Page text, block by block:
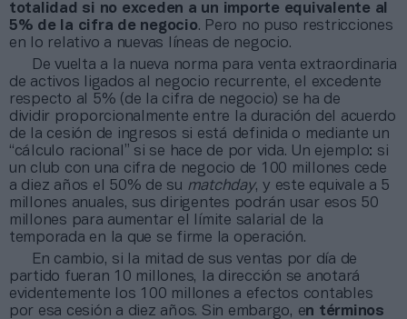
totalidad si no exceden a un importe equivalente al
5% de la cifra de negocio. Pero no puso restricciones
en lo relativo a nuevas líneas de negocio.
De vuelta a la nueva norma para venta extraordinaria
de activos ligados al negocio recurrente, el excedente
respecto al 5% (de la cifra de negocio) se ha de
dividir proporcionalmente entre la duración del acuerdo
de la cesión de ingresos si está definida o mediante un
“cálculo racional” si se hace de por vida. Un ejemplo: si
un club con una cifra de negocio de 100 millones cede
a diez años el 50% de su matchday, y este equivale a 5
millones anuales, sus dirigentes podrán usar esos 50
millones para aumentar el límite salarial de la
temporada en la que se firme la operación.
En cambio, si la mitad de sus ventas por día de
partido fueran 10 millones, la dirección se anotará
evidentemente los 100 millones a efectos contables
por esa cesión a diez años. Sin embargo, en términos